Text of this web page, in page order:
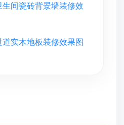
间瓷砖背景墙装修效
实木地板装修效果图